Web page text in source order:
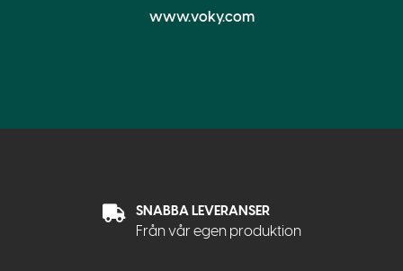
www.voky.com
SNABBA LEVERANSER
Från vår egen produktion